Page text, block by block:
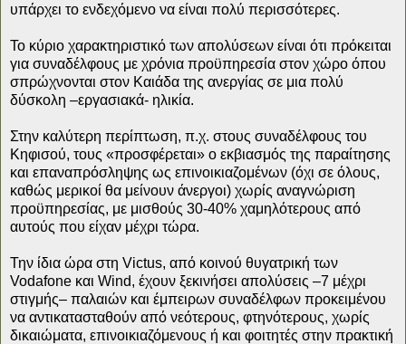
υπάρχει το ενδεχόμενο να είναι πολύ περισσότερες.
Το κύριο χαρακτηριστικό των απολύσεων είναι ότι πρόκειται
για συναδέλφους με χρόνια προϋπηρεσία στον χώρο όπου
σπρώχνονται στον Καιάδα της ανεργίας σε μια πολύ
δύσκολη –εργασιακά- ηλικία.
Στην καλύτερη περίπτωση, π.χ. στους συναδέλφους του
Κηφισού, τους «προσφέρεται» ο εκβιασμός της παραίτησης
και επαναπρόσληψης ως επινοικιαζομένων (όχι σε όλους,
καθώς μερικοί θα μείνουν άνεργοι) χωρίς αναγνώριση
προϋπηρεσίας, με μισθούς 30-40% χαμηλότερους από
αυτούς που είχαν μέχρι τώρα.
Την ίδια ώρα στη Victus, από κοινού θυγατρική των
Vodafone και Wind, έχουν ξεκινήσει απολύσεις –7 μέχρι
στιγμής– παλαιών και έμπειρων συναδέλφων προκειμένου
να αντικατασταθούν από νεότερους, φτηνότερους, χωρίς
δικαιώματα, επινοικιαζόμενους ή και φοιτητές στην πρακτική